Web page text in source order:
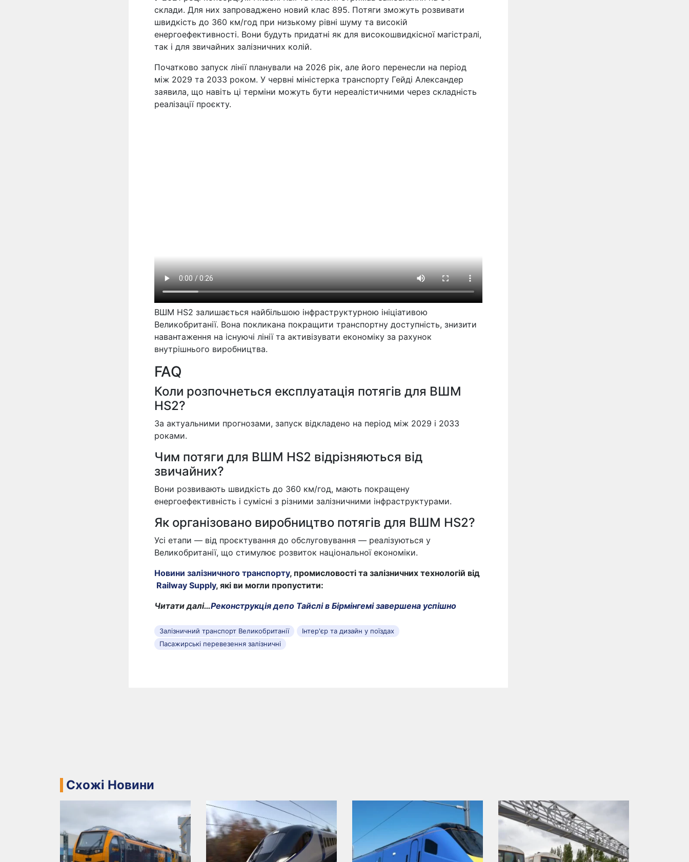
склади. Для них запроваджено новий клас 895. Потяги зможуть розвивати
швидкість до 360 км/год при низькому рівні шуму та високій
енергоефективності. Вони будуть придатні як для високошвидкісної магістралі,
так і для звичайних залізничних колій.
Початково запуск лінії планували на 2026 рік, але його перенесли на період
між 2029 та 2033 роком. У червні міністерка транспорту Гейді Александер
заявила, що навіть ці терміни можуть бути нереалістичними через складність
реалізації проєкту.
ВШМ HS2 залишається найбільшою інфраструктурною ініціативою
Великобританії. Вона покликана покращити транспортну доступність, знизити
навантаження на існуючі лінії та активізувати економіку за рахунок
внутрішнього виробництва.
FAQ
Коли розпочнеться експлуатація потягів для ВШМ
HS2?
За актуальними прогнозами, запуск відкладено на період між 2029 і 2033
роками.
Чим потяги для ВШМ HS2 відрізняються від
звичайних?
Вони розвивають швидкість до 360 км/год, мають покращену
енергоефективність і сумісні з різними залізничними інфраструктурами.
Як організовано виробництво потягів для ВШМ HS2?
Усі етапи — від проєктування до обслуговування — реалізуються у
Великобританії, що стимулює розвиток національної економіки.
Новини залізничного транспорту, промисловості та залізничних технологій від
Railway Supply, які ви могли пропустити:
Читати далі…Реконструкція депо Тайслі в Бірмінгемі завершена успішно
Залізничний транспорт Великобританії
Інтер'єр та дизайн у поїздах
Пасажирські перевезення залізничні
Схожі Новини